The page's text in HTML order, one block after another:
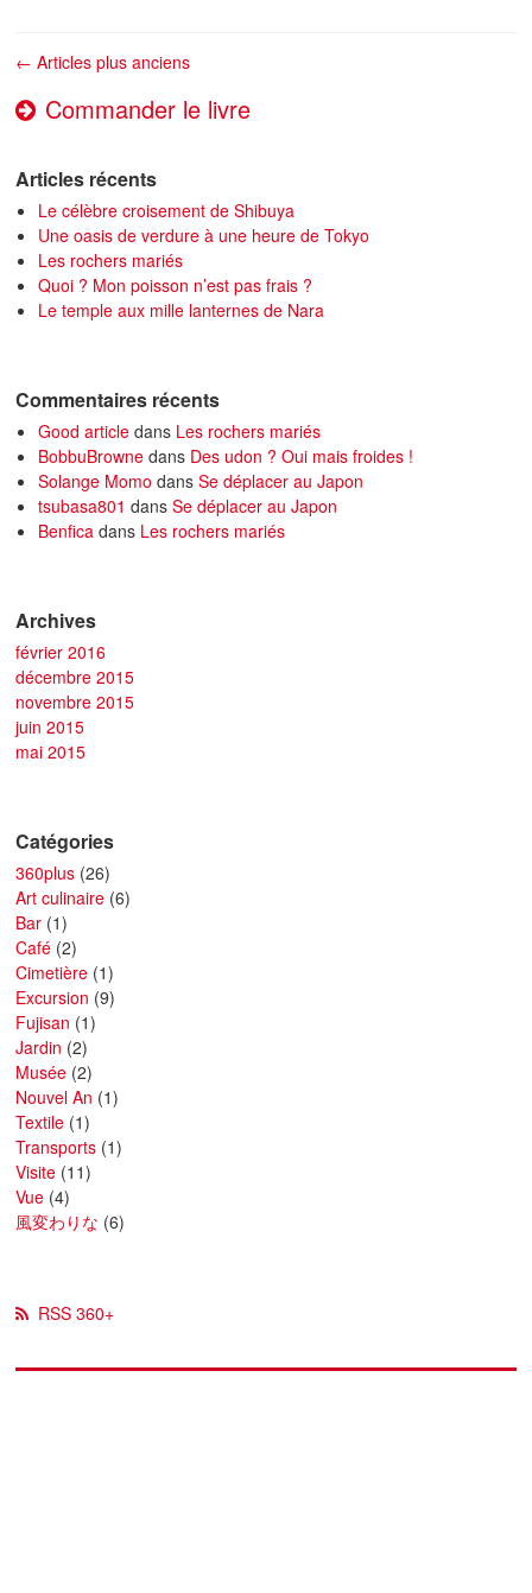
Navigation des articles
← Articles plus anciens
Commander le livre
Articles récents
Le célèbre croisement de Shibuya
Une oasis de verdure à une heure de Tokyo
Les rochers mariés
Quoi ? Mon poisson n’est pas frais ?
Le temple aux mille lanternes de Nara
Commentaires récents
Good articledans Les rochers mariés
BobbuBrownedans Des udon ? Oui mais froides !
Solange Momo dans Se déplacer au Japon
tsubasa801 dans Se déplacer au Japon
Benfica dans Les rochers mariés
Archives
février 2016
décembre 2015
novembre 2015
juin 2015
mai 2015
Catégories
360plus (26)
Art culinaire (6)
Bar (1)
Café (2)
Cimetière (1)
Excursion (9)
Fujisan (1)
Jardin (2)
Musée (2)
Nouvel An (1)
Textile (1)
Transports (1)
Visite (11)
Vue (4)
風変わりな (6)
RSS 360+